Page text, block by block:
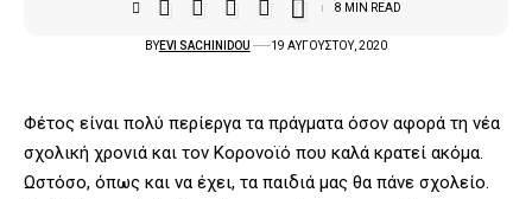
BYEVI SACHINIDOU 19 ΑΥΓΟΎΣΤΟΥ, 2020
8 MIN READ
Φέτος είναι πολύ περίεργα τα πράγματα όσον αφορά τη νέα
σχολική χρονιά και τον Κορονοϊό που καλά κρατεί ακόμα.
Ωστόσο, όπως και να έχει, τα παιδιά μας θα πάνε σχολείο.